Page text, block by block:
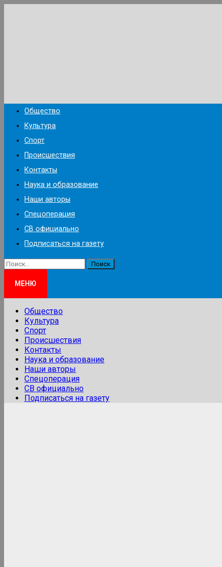
Общество
Культура
Спорт
Происшествия
Контакты
Наука и образование
Наши авторы
Спецоперация
СВ официально
Подписаться на газету
Найти:
МЕНЮ
Общество
Культура
Спорт
Происшествия
Контакты
Наука и образование
Наши авторы
Спецоперация
СВ официально
Подписаться на газету